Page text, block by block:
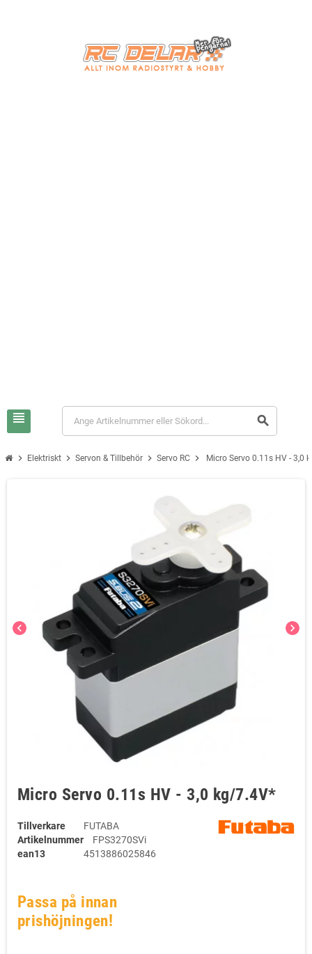
view_headline search
chevron_right Elektriskt chevron_right Servon & Tillbehör chevron_right Servo RC chevron_right Micro Servo 0.11s HV - 3,0
chevron_left chevron_right
Micro Servo 0.11s HV - 3,0 kg/7.4V*
Tillverkare
FUTABA
Artikelnummer
FPS3270SVi
ean13
4513886025846
Passa på innan
prishöjningen!